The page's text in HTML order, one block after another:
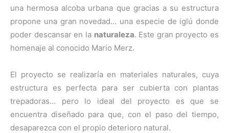
una hermosa alcoba urbana que gracias a su estructura
propone una gran novedad… una especie de iglú donde
poder descansar en la naturaleza. Este gran proyecto es
homenaje al conocido Mario Merz.
El proyecto se realizaría en materiales naturales, cuya
estructura es perfecta para ser cubierta con plantas
trepadoras… pero lo ideal del proyecto es que se
encuentra diseñado para que, con el paso del tiempo,
desaparezca con el propio deterioro natural.